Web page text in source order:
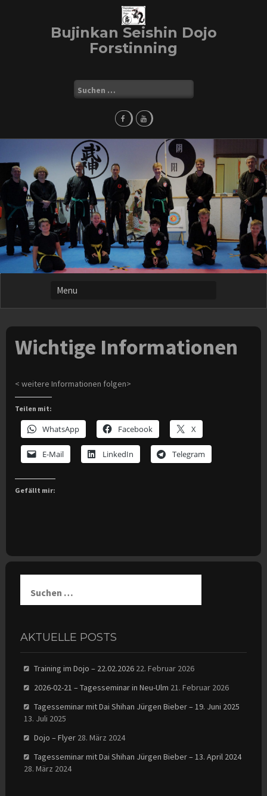
Bujinkan Seishin Dojo
Forstinning
Suchen
nach:
Wichtige Informationen
< weitere Informationen folgen>
Teilen mit:
WhatsApp Facebook X
E-Mail LinkedIn Telegram
Gefällt mir:
nach:
AKTUELLE POSTS
Training im Dojo – 22.02.2026 22. Februar 2026
2026-02-21 – Tagesseminar in Neu-Ulm 21. Februar 2026
Tagesseminar mit Dai Shihan Jürgen Bieber – 19. Juni 2025
13. Juli 2025
Dojo – Flyer 28. März 2024
Tagesseminar mit Dai Shihan Jürgen Bieber – 13. April 2024
28. März 2024